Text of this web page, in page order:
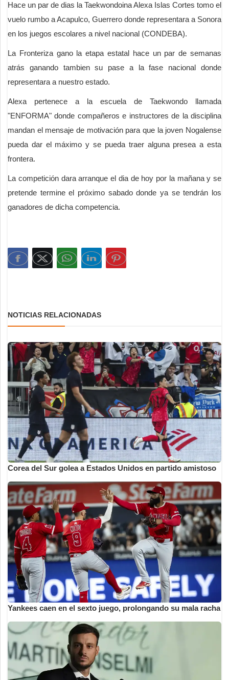
Hace un par de dias la Taekwondoina Alexa Islas Cortes tomo el
vuelo rumbo a Acapulco, Guerrero donde representara a Sonora
en los juegos escolares a nivel nacional (CONDEBA).
La Fronteriza gano la etapa estatal hace un par de semanas
atrás ganando tambien su pase a la fase nacional donde
representara a nuestro estado.
Alexa pertenece a la escuela de Taekwondo llamada
"ENFORMA" donde compañeros e instructores de la disciplina
mandan el mensaje de motivación para que la joven Nogalense
pueda dar el máximo y se pueda traer alguna presea a esta
frontera.
La competición dara arranque el dia de hoy por la mañana y se
pretende termine el próximo sabado donde ya se tendrán los
ganadores de dicha competencia.
NOTICIAS RELACIONADAS
Corea del Sur golea a Estados Unidos en partido amistoso
Yankees caen en el sexto juego, prolongando su mala racha